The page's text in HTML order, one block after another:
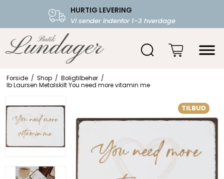
HURTIG LEVERING
Vi sender indenfor 1-3 hverdage
FRI FRAGT OVER 599.-
Starter fra 39,-
Forside / Shop / Boligtilbehør /
Ib Laursen Metalskilt You need more vitamin me
TILBUD